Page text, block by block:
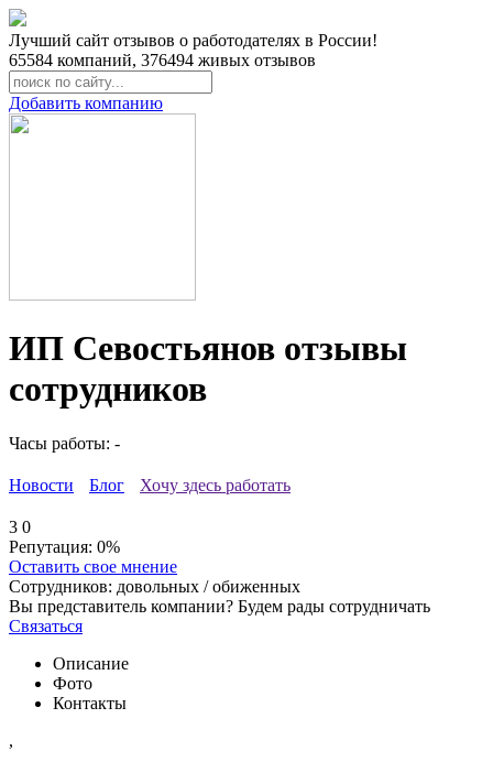
Лучший сайт отзывов о работодателях в России!
65584 компаний, 376494 живых отзывов
Добавить компанию
ИП Севостьянов отзывы
сотрудников
Часы работы: -
Новости Блог Хочу здесь работать
3 0
Репутация: 0%
Оставить свое мнение
Сотрудников: довольных /обиженных
Вы представитель компании? Будем рады сотрудничать
Связаться
Описание
Фото
Контакты
,